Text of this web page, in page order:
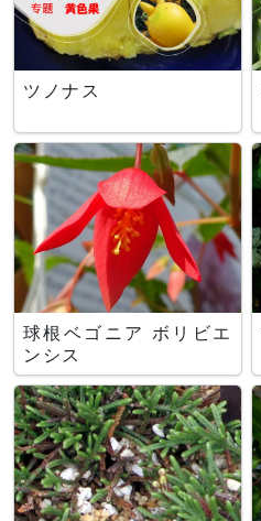
ツノナス
球根ベゴニア ボリビエ
ンシス